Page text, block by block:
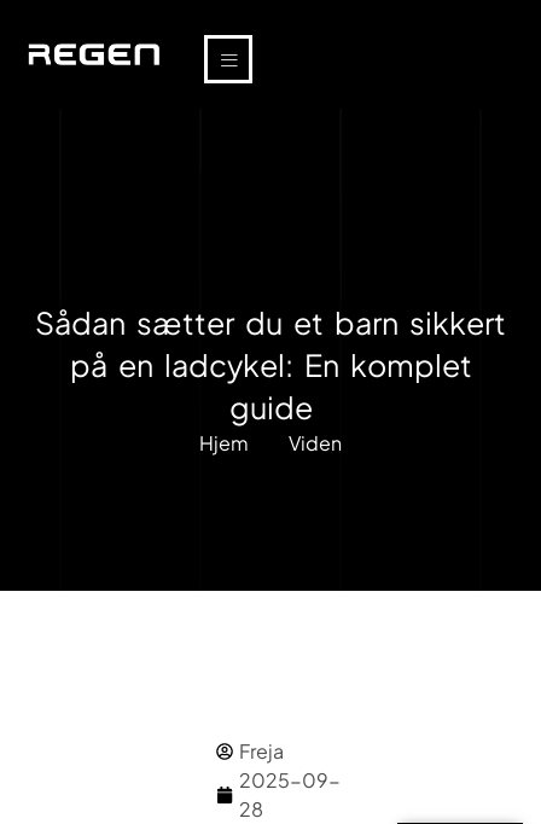
Sådan sætter du et barn sikkert
på en ladcykel: En komplet
guide
Hjem Viden
Freja
2025-09-
28